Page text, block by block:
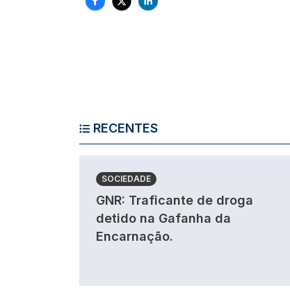
RECENTES
SOCIEDADE
GNR: Traficante de droga
detido na Gafanha da
Encarnação.